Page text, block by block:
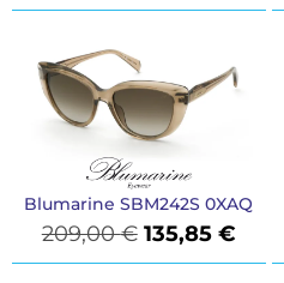
Blumarine SBM242S 0XAQ
209,00€ 135,85 €